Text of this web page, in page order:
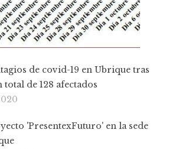
de covid-19 en Ubrique tras
total de 128 afectados
'PresentexFuturo' en la sede